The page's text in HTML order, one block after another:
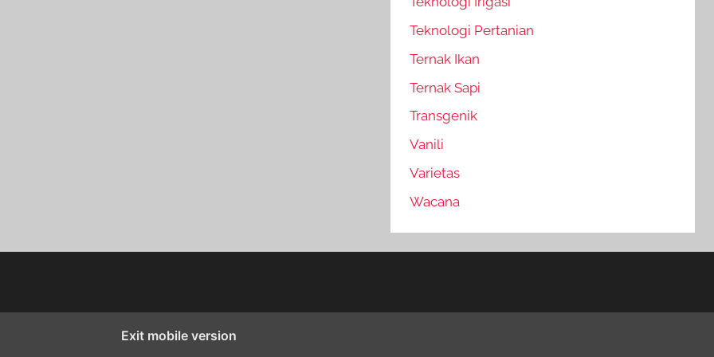
Teknologi Pertanian
Ternak Ikan
Ternak Sapi
Transgenik
Vanili
Varietas
Wacana
Exit mobile version